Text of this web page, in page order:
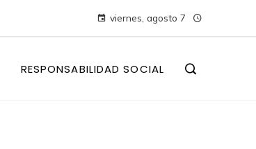
viernes, agosto 7
RESPONSABILIDAD SOCIAL